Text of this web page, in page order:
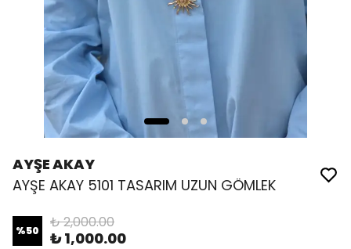
AYŞE AKAY
AYŞE AKAY 5101 TASARIM UZUN GÖMLEK
%50 ₺ 2,000.00
₺ 1,000.00